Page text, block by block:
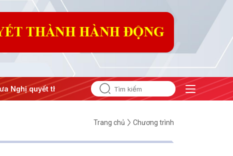
quyết thành hành động
Trang chủ Chương trình